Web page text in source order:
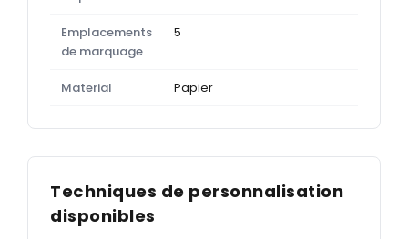
Emplacements
de marquage
5
Material Papier
Techniques de personnalisation
disponibles